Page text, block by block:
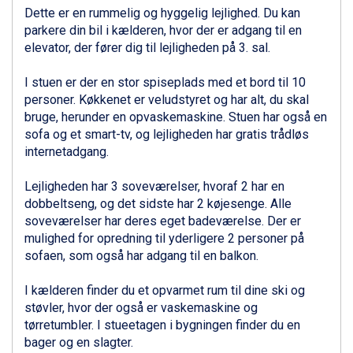
Canazei fra DKK 4.745
Livigno fra DKK 4.145
Ponte di Legno fra DKK 4.745
Alleghe fra DKK 5.595
Bad Gastein fra DKK 4.195
Arabba fra DKK 7.045
La Thuile fra DKK 4.595
Val Thorens fra DKK 5.395
Saalbach fra DKK 5.945
Sölden fra DKK 8.445
Bad Hofgastein fra DKK 5.495
Passo Tonale fra DKK 3.795
Champoluc fra DKK 3.795
Fieberbrunn fra DKK 6.145
Wagrain fra DKK 4.645
Ischgl fra DKK 7.095
St. Anton fra DKK 7.245
Dette er en rummelig og hyggelig lejlighed. Du kan
parkere din bil i kælderen, hvor der er adgang til en
elevator, der fører dig til lejligheden på 3. sal.
I stuen er der en stor spiseplads med et bord til 10
personer. Køkkenet er veludstyret og har alt, du skal
bruge, herunder en opvaskemaskine. Stuen har også en
sofa og et smart-tv, og lejligheden har gratis trådløs
internetadgang.
Lejligheden har 3 soveværelser, hvoraf 2 har en
dobbeltseng, og det sidste har 2 køjesenge. Alle
soveværelser har deres eget badeværelse. Der er
mulighed for opredning til yderligere 2 personer på
sofaen, som også har adgang til en balkon.
I kælderen finder du et opvarmet rum til dine ski og
støvler, hvor der også er vaskemaskine og
tørretumbler. I stueetagen i bygningen finder du en
bager og en slagter.